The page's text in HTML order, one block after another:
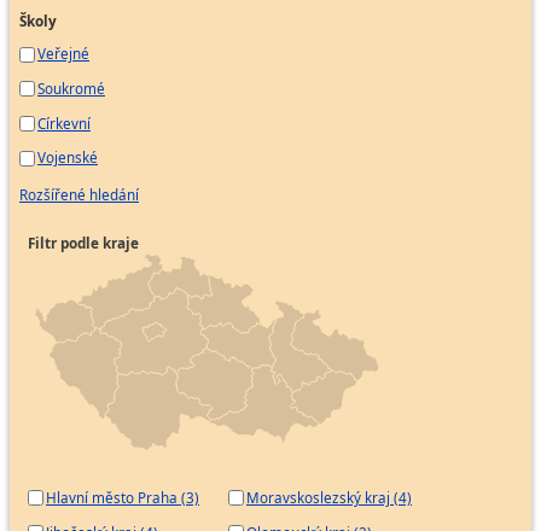
Školy
Veřejné
Soukromé
Církevní
Vojenské
Rozšířené hledání
Filtr podle kraje
Hlavní město Praha (3)
Moravskoslezský kraj (4)